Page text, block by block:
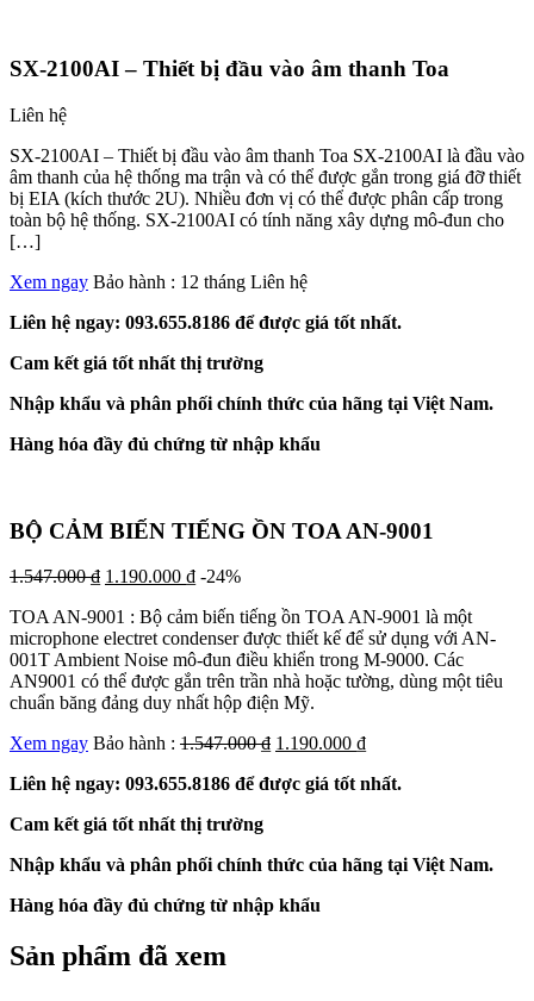
SX-2100AI – Thiết bị đầu vào âm thanh Toa
Liên hệ
SX-2100AI – Thiết bị đầu vào âm thanh Toa SX-2100AI là đầu vào
âm thanh của hệ thống ma trận và có thể được gắn trong giá đỡ thiết
bị EIA (kích thước 2U). Nhiều đơn vị có thể được phân cấp trong
toàn bộ hệ thống. SX-2100AI có tính năng xây dựng mô-đun cho
[…]
Xem ngay Bảo hành : 12 tháng Liên hệ
Liên hệ ngay: 093.655.8186 để được giá tốt nhất.
Cam kết giá tốt nhất thị trường
Nhập khẩu và phân phối chính thức của hãng tại Việt Nam.
Hàng hóa đầy đủ chứng từ nhập khẩu
BỘ CẢM BIẾN TIẾNG ỒN TOA AN-9001
1.547.000₫ 1.190.000 ₫ -24%
TOA AN-9001 : Bộ cảm biến tiếng ồn TOA AN-9001 là một
microphone electret condenser được thiết kế để sử dụng với AN-
001T Ambient Noise mô-đun điều khiển trong M-9000. Các
AN9001 có thể được gắn trên trần nhà hoặc tường, dùng một tiêu
chuẩn băng đảng duy nhất hộp điện Mỹ.
Xem ngay Bảo hành : 1.547.000₫ 1.190.000 ₫
Liên hệ ngay: 093.655.8186 để được giá tốt nhất.
Cam kết giá tốt nhất thị trường
Nhập khẩu và phân phối chính thức của hãng tại Việt Nam.
Hàng hóa đầy đủ chứng từ nhập khẩu
Sản phẩm đã xem